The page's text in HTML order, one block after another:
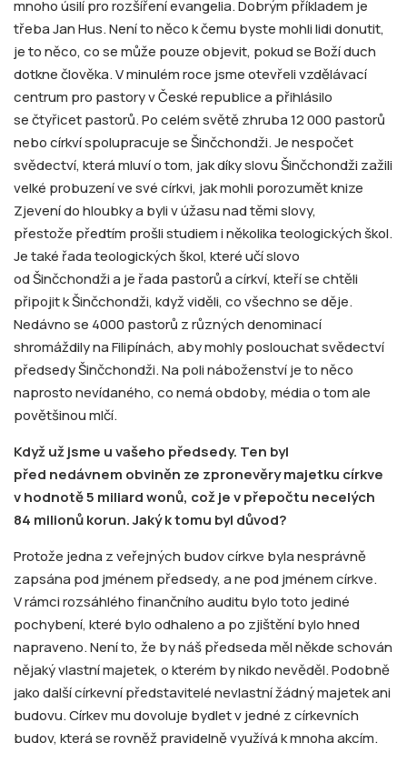
mnoho úsilí pro rozšíření evangelia. Dobrým příkladem je
třeba Jan Hus. Není to něco k čemu byste mohli lidi donutit,
je to něco, co se může pouze objevit, pokud se Boží duch
dotkne člověka. V minulém roce jsme otevřeli vzdělávací
centrum pro pastory v České republice a přihlásilo
se čtyřicet pastorů. Po celém světě zhruba 12 000 pastorů
nebo církví spolupracuje se Šinčchondži. Je nespočet
svědectví, která mluví o tom, jak díky slovu Šinčchondži zažili
velké probuzení ve své církvi, jak mohli porozumět knize
Zjevení do hloubky a byli v úžasu nad těmi slovy,
přestože předtím prošli studiem i několika teologických škol.
Je také řada teologických škol, které učí slovo
od Šinčchondži a je řada pastorů a církví, kteří se chtěli
připojit k Šinčchondži, když viděli, co všechno se děje.
Nedávno se 4000 pastorů z různých denominací
shromáždily na Filipínách, aby mohly poslouchat svědectví
předsedy Šinčchondži. Na poli náboženství je to něco
naprosto nevídaného, co nemá obdoby, média o tom ale
povětšinou mlčí.
Když už jsme u vašeho předsedy. Ten byl
před nedávnem obviněn ze zpronevěrymajetku církve
v hodnotě 5 miliard wonů, což je v přepočtu necelých
84 milionů korun. Jaký k tomu byl důvod?
Protože jedna z veřejných budov církve byla nesprávně
zapsána pod jménem předsedy, a ne pod jménem církve.
V rámci rozsáhlého finančního auditu bylo toto jediné
pochybení, které bylo odhaleno a po zjištění bylo hned
napraveno. Není to, že by náš předseda měl někde schován
nějaký vlastní majetek, o kterém by nikdo nevěděl. Podobně
jako další církevní představitelé nevlastní žádný majetek ani
budovu. Církev mu dovoluje bydlet v jedné z církevních
budov, která se rovněž pravidelně využívá k mnoha akcím.